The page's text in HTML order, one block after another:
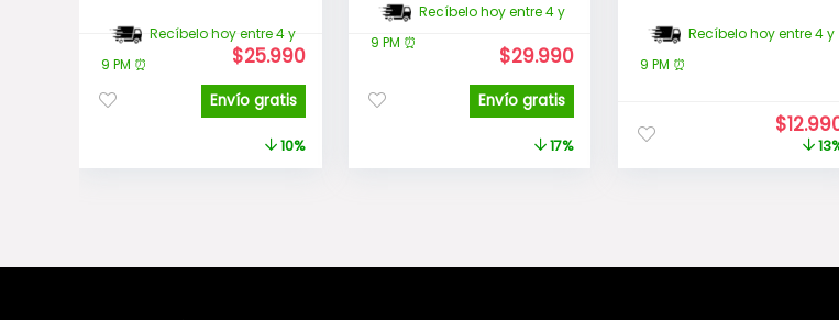
Recíbelo hoy entre 4 y
9 PM ⏰
El
original
era:
$28.990.
$25.990El
es:
$25.990.
Envío gratis
10%
Recíbelo hoy entre 4 y
9 PM ⏰
El
original
era:
$35.990.
$29.990El
es:
$29.990.
Envío gratis
17%
Recíbelo hoy entre 4 y
9 PM ⏰
El
precio
original
$